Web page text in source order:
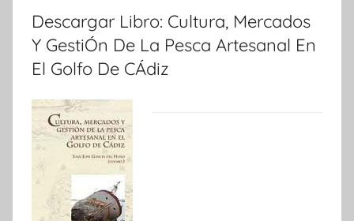
Descargar Libro: Cultura, Mercados
Y GestiÓn De La Pesca Artesanal En
El Golfo De CÁdiz